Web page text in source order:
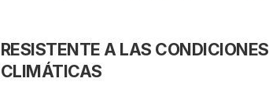
RESISTENTE A LAS CONDICIONES
CLIMÁTICAS